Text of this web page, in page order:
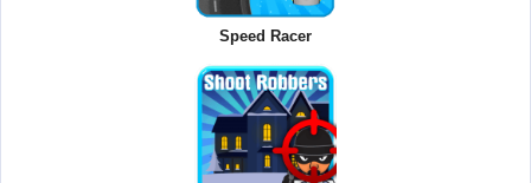
Speed Racer